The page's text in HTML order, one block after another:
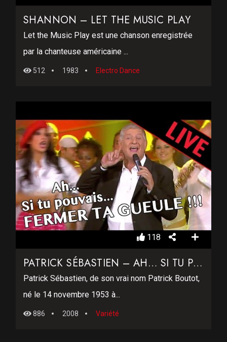
SHANNON – LET THE MUSIC PLAY
Let the Music Play est une chanson enregistrée
par la chanteuse américaine ...
512 1983 Electro Dance
118
PATRICK SÉBASTIEN – AH… SI TU POUVAIS FERMER TA GUEULE
Patrick Sébastien, de son vrai nom Patrick Boutot,
né le 14 novembre 1953 à...
886 2008 Variété